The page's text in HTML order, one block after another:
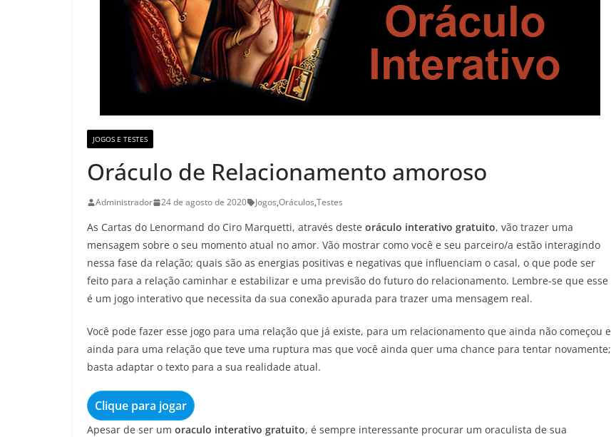
JOGOS E TESTES
Oráculo de Relacionamento amoroso
Administrador 24 de agosto de 2020 Jogos,Oráculos,Testes
As Cartas do Lenormand do Ciro Marquetti, através deste oráculo interativo gratuito, vão trazer uma
mensagem sobre o seu momento atual no amor. Vão mostrar como você e seu parceiro/a estão interagindo
nessa fase da relação; quais são as energias positivas e negativas que influenciam o casal, o que pode ser
feito para a relação caminhar e estabilizar e uma previsão do futuro do relacionamento. Lembre-se que esse
é um jogo interativo que necessita da sua conexão apurada para trazer uma mensagem real.
Você pode fazer esse jogo para uma relação que já existe, para um relacionamento que ainda não começou e
ainda para uma relação que teve uma ruptura mas que você ainda quer uma chance para tentar novamente;
basta adaptar o texto para a sua realidade atual.
Clique para jogar
Apesar de ser um oraculo interativo gratuito, é sempre interessante procurar um oraculista de sua